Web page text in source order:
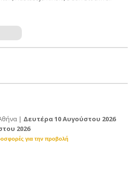
| Δευτέρα 10 Αυγούστου 2026
2026